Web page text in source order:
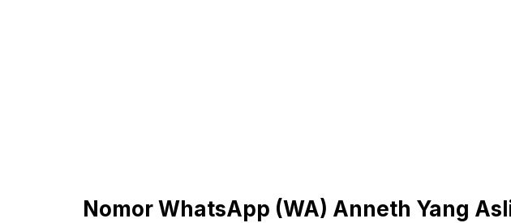
Nomor WhatsApp (WA) Anneth Yang